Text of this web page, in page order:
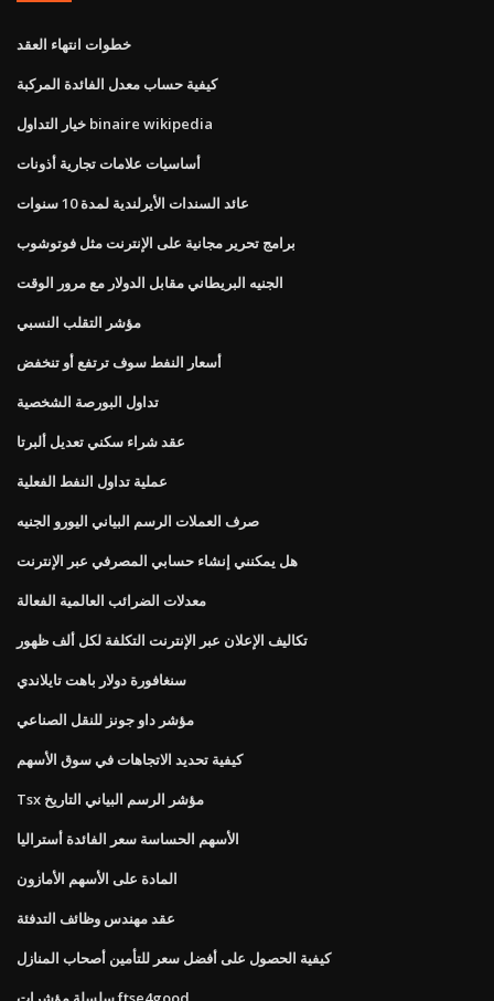
خطوات انتهاء العقد
كيفية حساب معدل الفائدة المركبة
خيار التداول binaire wikipedia
أساسيات علامات تجارية أذونات
عائد السندات الأيرلندية لمدة 10 سنوات
برامج تحرير مجانية على الإنترنت مثل فوتوشوب
الجنيه البريطاني مقابل الدولار مع مرور الوقت
مؤشر التقلب النسبي
أسعار النفط سوف ترتفع أو تنخفض
تداول البورصة الشخصية
عقد شراء سكني تعديل ألبرتا
عملية تداول النفط الفعلية
صرف العملات الرسم البياني اليورو الجنيه
هل يمكنني إنشاء حسابي المصرفي عبر الإنترنت
معدلات الضرائب العالمية الفعالة
تكاليف الإعلان عبر الإنترنت التكلفة لكل ألف ظهور
سنغافورة دولار باهت تايلاندي
مؤشر داو جونز للنقل الصناعي
كيفية تحديد الاتجاهات في سوق الأسهم
Tsx مؤشر الرسم البياني التاريخ
الأسهم الحساسة سعر الفائدة أستراليا
المادة على الأسهم الأمازون
عقد مهندس وظائف التدفئة
كيفية الحصول على أفضل سعر للتأمين أصحاب المنازل